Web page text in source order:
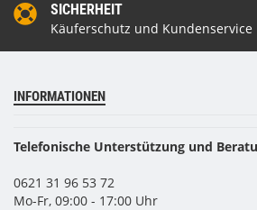
SICHERHEIT
Käuferschutz und Kundenservice
INFORMATIONEN
Telefonische Unterstützung und
0621 31 96 53 72
Mo-Fr, 09:00 - 17:00 Uhr